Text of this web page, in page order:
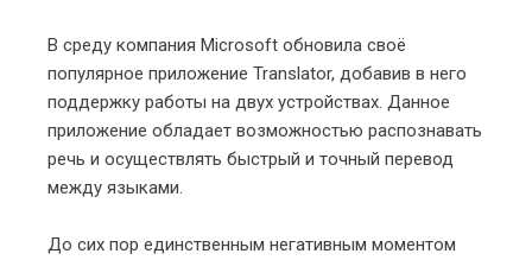
В среду компания Microsoft обновила своё
популярное приложение Translator, добавив в него
поддержку работы на двух устройствах. Данное
приложение обладает возможностью распознавать
речь и осуществлять быстрый и точный перевод
между языками.
До сих пор единственным негативным моментом